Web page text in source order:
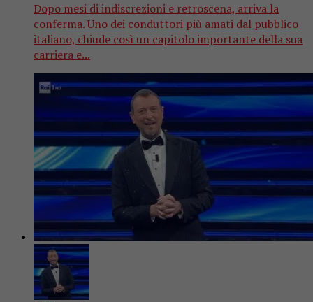
Dopo mesi di indiscrezioni e retroscena, arriva la
conferma. Uno dei conduttori più amati dal pubblico
italiano, chiude così un capitolo importante della sua
carriera e...